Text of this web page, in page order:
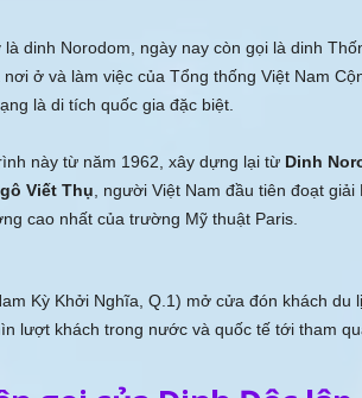
dinh Norodom, ngày nay còn gọi là dinh
ở và làm việc của Tổng thống Việt Nam
là di tích quốc gia đặc biệt.
này từ năm 1962, xây dựng lại từ Dinh
Viết Thụ , người Việt Nam đầu tiên đoạt
cao nhất của trường Mỹ thuật Paris.
Kỳ Khởi Nghĩa, Q.1) mở cửa đón khách du
lượt khách trong nước và quốc tế tới tham